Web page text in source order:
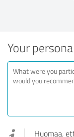
Your
Huomaa,